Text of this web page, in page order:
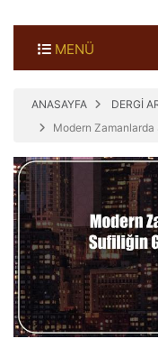
MENÜ
ANASAYFA DERGİ
Modern